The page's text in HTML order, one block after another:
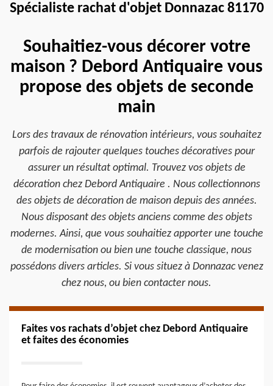
Spécialiste rachat d'objet Donnazac 81170
Souhaitiez-vous décorer votre
maison ? Debord Antiquaire vous
propose des objets de seconde
main
Lors des travaux de rénovation intérieurs, vous souhaitez
parfois de rajouter quelques touches décoratives pour
assurer un résultat optimal. Trouvez vos objets de
décoration chez Debord Antiquaire . Nous collectionnons
des objets de décoration de maison depuis des années.
Nous disposant des objets anciens comme des objets
modernes. Ainsi, que vous souhaitiez apporter une touche
de modernisation ou bien une touche classique, nous
possédons divers articles. Si vous situez à Donnazac venez
chez nous, ou bien contacter nous.
Faites vos rachats d’objet chez Debord Antiquaire
et faites des économies